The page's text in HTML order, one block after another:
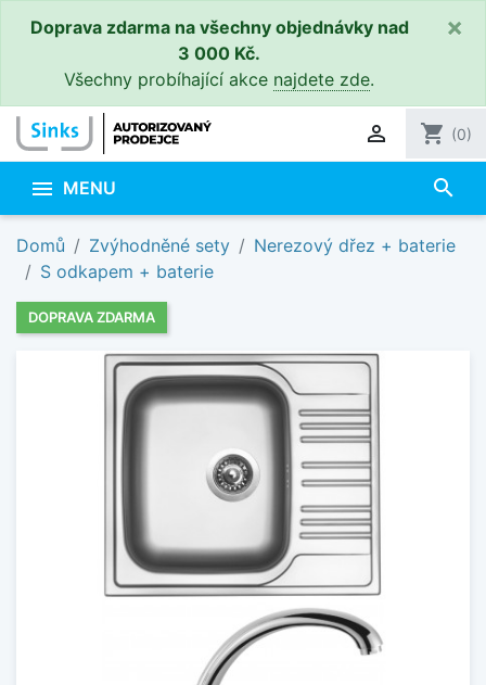
Doprava zdarma na všechny objednávky nad
3 000 Kč.
Všechny probíhající akce najdete zde.
×
 shopping_cart (0)
 MENU search
Domů Zvýhodněné sety
Nerezový dřez + baterie
S odkapem + baterie
DOPRAVA ZDARMA